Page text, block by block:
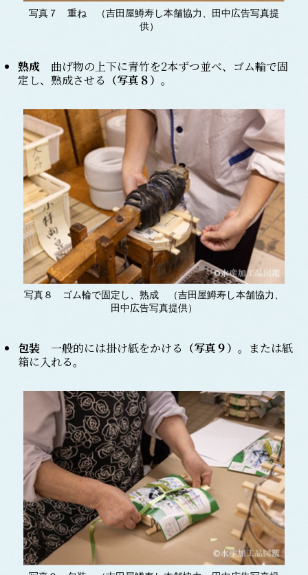
写真７ 重ね （吉田屋鱒寿し本舗協力、田中広告写真提
供）
熟成 曲げ物の上下に青竹を2本ずつ並べ、ゴム輪で固
定し、熟成させる （写真 ８） 。
写真８ ゴム輪で固定し、熟成 （吉田屋鱒寿し本舗協力、
田中広告写真提供）
包装 一般的には掛け紙をかける （写真９） 。または紙
箱に入れる。